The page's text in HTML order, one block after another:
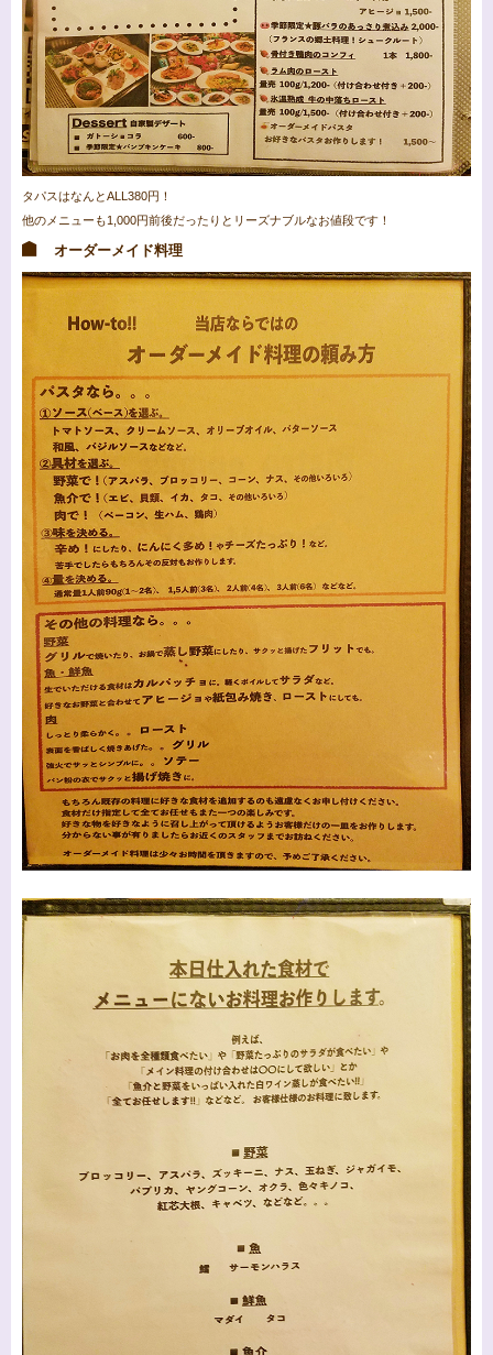
タパスはなんとALL380円！
他のメニューも1,000円前後だったりとリーズナブルなお値段です！
オーダーメイド料理